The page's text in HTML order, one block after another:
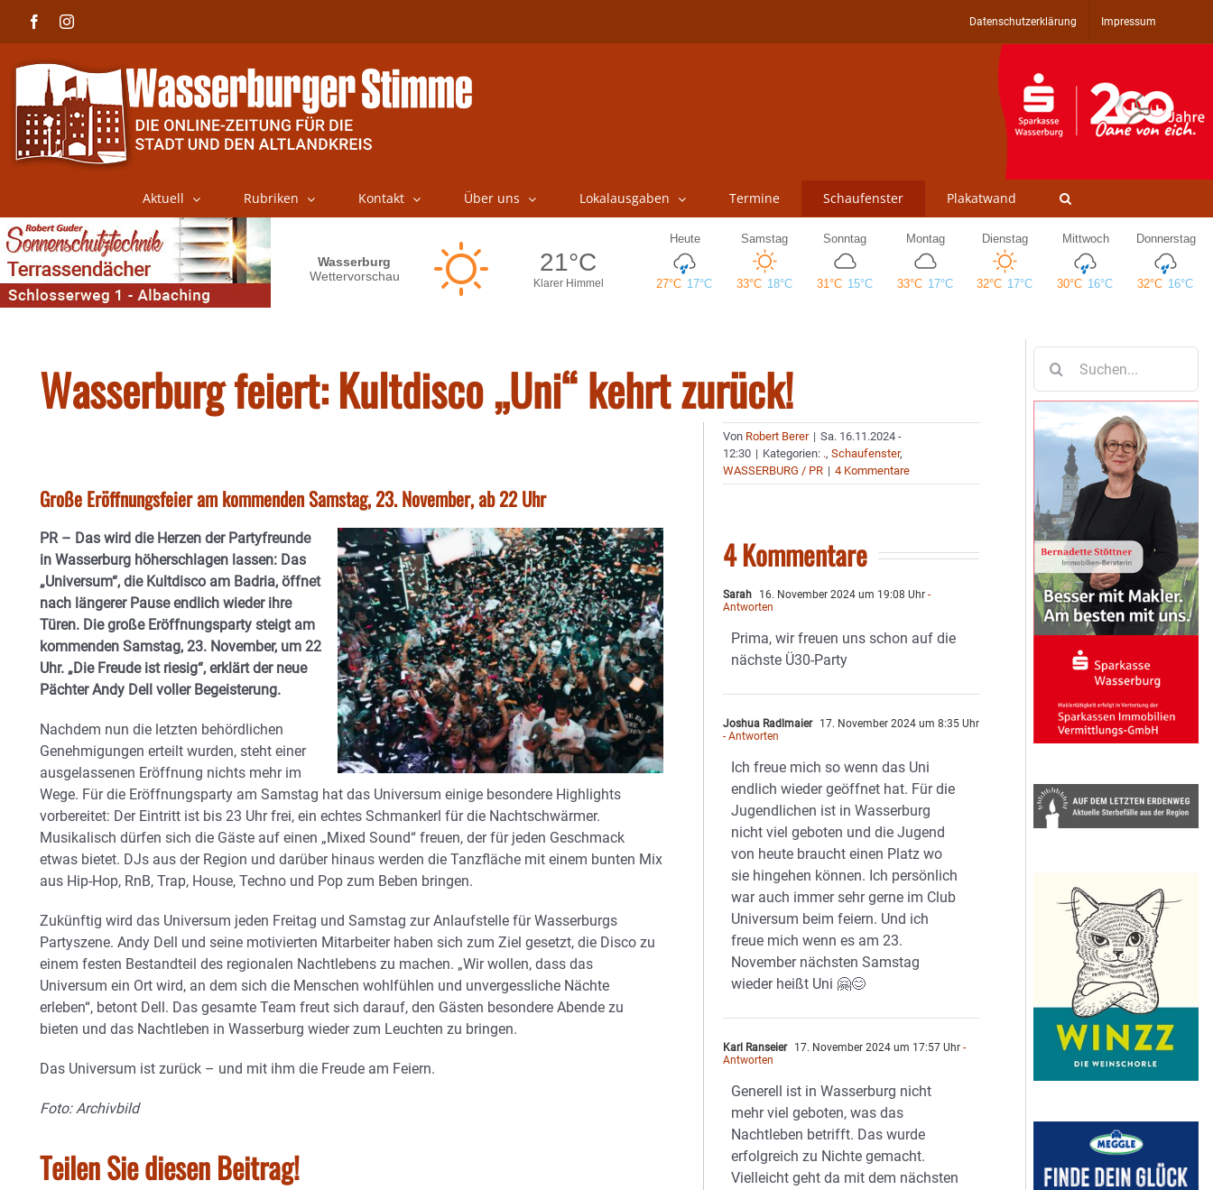
FacebookInstagram Datenschutzerklärung Impressum
Aktuell Rubriken Kontakt Über uns Lokalausgaben Termine Schaufenster Plakatwand
Wasserburg feiert: Kultdisco „Uni“ kehrt zurück!
Große Eröffnungsfeier am kommenden Samstag, 23. November, ab 22 Uhr
PR – Das wird die Herzen der Partyfreunde
in Wasserburg höherschlagen lassen: Das
„Universum“, die Kultdisco am Badria, öffnet
nach längerer Pause endlich wieder ihre
Türen. Die große Eröffnungsparty steigt am
kommenden Samstag, 23. November, um 22
Uhr. „Die Freude ist riesig“, erklärt der neue
Pächter Andy Dell voller Begeisterung.
Nachdem nun die letzten behördlichen
Genehmigungen erteilt wurden, steht einer
ausgelassenen Eröffnung nichts mehr im
Wege. Für die Eröffnungsparty am Samstag hat das Universum einige besondere Highlights
vorbereitet: Der Eintritt ist bis 23 Uhr frei, ein echtes Schmankerl für die Nachtschwärmer.
Musikalisch dürfen sich die Gäste auf einen „Mixed Sound“ freuen, der für jeden Geschmack
etwas bietet. DJs aus der Region und darüber hinaus werden die Tanzfläche mit einem bunten Mix
aus Hip-Hop, RnB, Trap, House, Techno und Pop zum Beben bringen.
Zukünftig wird das Universum jeden Freitag und Samstag zur Anlaufstelle für Wasserburgs
Partyszene. Andy Dell und seine motivierten Mitarbeiter haben sich zum Ziel gesetzt, die Disco zu
einem festen Bestandteil des regionalen Nachtlebens zu machen. „Wir wollen, dass das
Universum ein Ort wird, an dem sich die Menschen wohlfühlen und unvergessliche Nächte
erleben“, betont Dell. Das gesamte Team freut sich darauf, den Gästen besondere Abende zu
bieten und das Nachtleben in Wasserburg wieder zum Leuchten zu bringen.
Das Universum ist zurück – und mit ihm die Freude am Feiern.
Foto: Archivbild
Teilen Sie diesen Beitrag!
Von Robert Berer | Sa. 16.11.2024 -
12:30 | Kategorien: .,Schaufenster,
WASSERBURG / PR | 4 Kommentare
4 Kommentare
Sarah 16. November 2024 um 19:08 Uhr -
Antworten
Prima, wir freuen uns schon auf die
nächste Ü30-Party
Joshua Radlmaier
17. November 2024 um 8:35 Uhr
- Antworten
Ich freue mich so wenn das Uni
endlich wieder geöffnet hat. Für die
Jugendlichen ist in Wasserburg
nicht viel geboten und die Jugend
von heute braucht einen Platz wo
sie hingehen können. Ich persönlich
war auch immer sehr gerne im Club
Universum beim feiern. Und ich
freue mich wenn es am 23.
November nächsten Samstag
wieder heißt Uni 🤗😊
Karl Ranseier 17. November 2024 um 17:57 Uhr -
Antworten
Generell ist in Wasserburg nicht
mehr viel geboten, was das
Nachtleben betrifft. Das wurde
erfolgreich zu Nichte gemacht.
Vielleicht geht da mit dem nächsten
nach: